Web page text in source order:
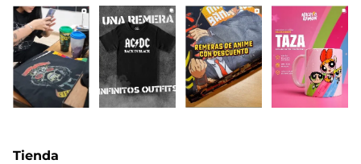
Tienda